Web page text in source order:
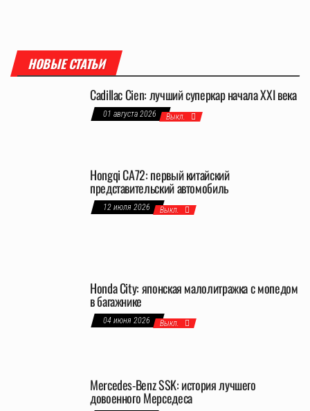
НОВЫЕ СТАТЬИ
Cadillac Cien: лучший суперкар начала XXI века
01 августа 2026 Выкл.
Hongqi CA72: первый китайский
представительский автомобиль
12 июля 2026 Выкл.
Honda City: японская малолитражка с мопедом
в багажнике
04 июня 2026 Выкл.
Mercedes-Benz SSK: история лучшего
довоенного Мерседеса